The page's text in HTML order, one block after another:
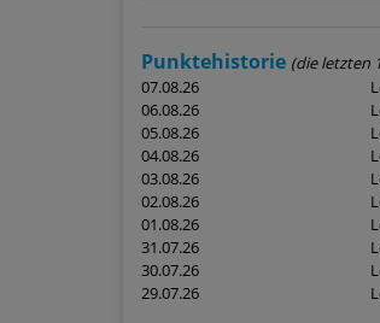
Punktehistorie (die letzten
07.08.26
06.08.26
05.08.26
04.08.26
03.08.26
02.08.26
01.08.26
31.07.26
30.07.26
29.07.26